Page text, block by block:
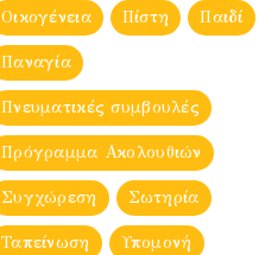
Οικογένεια Πίστη Παιδί
Παναγία
Πνευματικές συμβουλές
Πρόγραμμα Ακολουθιών
Συγχώρεση Σωτηρία
Ταπείνωση Υπομονή